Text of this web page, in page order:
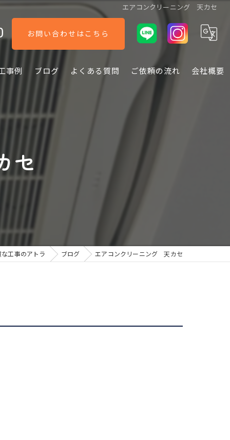
エアコンクリーニング 天カセ
お問い合わせはこちら
事例 ブログ よくある質問 ご依頼の流れ 会社概要
セ
工事のアトラ ブログ エアコンクリーニング 天カセ